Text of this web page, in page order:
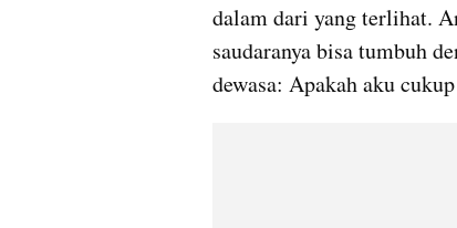
dalam dari yang terlihat.
saudaranya bisa tumbuh
dewasa: Apakah aku